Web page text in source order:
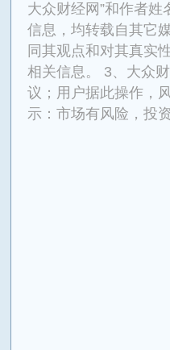
大众财经网”和作者
信息，均转载自其它
同其观点和对其真实
相关信息。 3、大众
议；用户据此操作，
示：市场有风险，投